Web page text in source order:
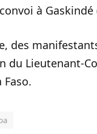
à
des
du Lieutenant-